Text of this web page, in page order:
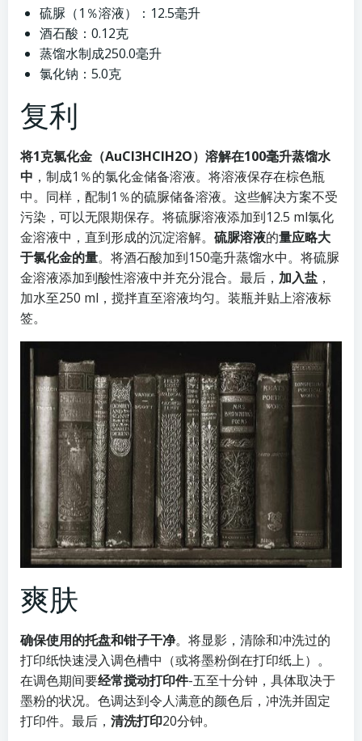
硫脲（1％溶液）：12.5毫升
酒石酸：0.12克
蒸馏水制成250.0毫升
氯化钠：5.0克
复利
将1克氯化金（AuCl3HClH2O）溶解在100毫升蒸馏水
中 ，制成1％的氯化金储备溶液。将溶液保存在棕色瓶
中。同样，配制1％的硫脲储备溶液。这些解决方案不受
污染，可以无限期保存。将硫脲溶液添加到12.5 ml氯化
金溶液中，直到形成的沉淀溶解。 硫脲溶液的量应略大
于氯化金的量。将酒石酸加到150毫升蒸馏水中。将硫脲
金溶液添加到酸性溶液中并充分混合。最后， 加入盐 ，
加水至250 ml，搅拌直至溶液均匀。装瓶并贴上溶液标
签。
爽肤
确保使用的托盘和钳子干净。将显影，清除和冲洗过的
打印纸快速浸入调色槽中（或将墨粉倒在打印纸上）。
在调色期间要经常搅动打印件-五至十分钟，具体取决于
墨粉的状况。色调达到令人满意的颜色后，冲洗并固定
打印件。最后， 清洗打印20分钟。